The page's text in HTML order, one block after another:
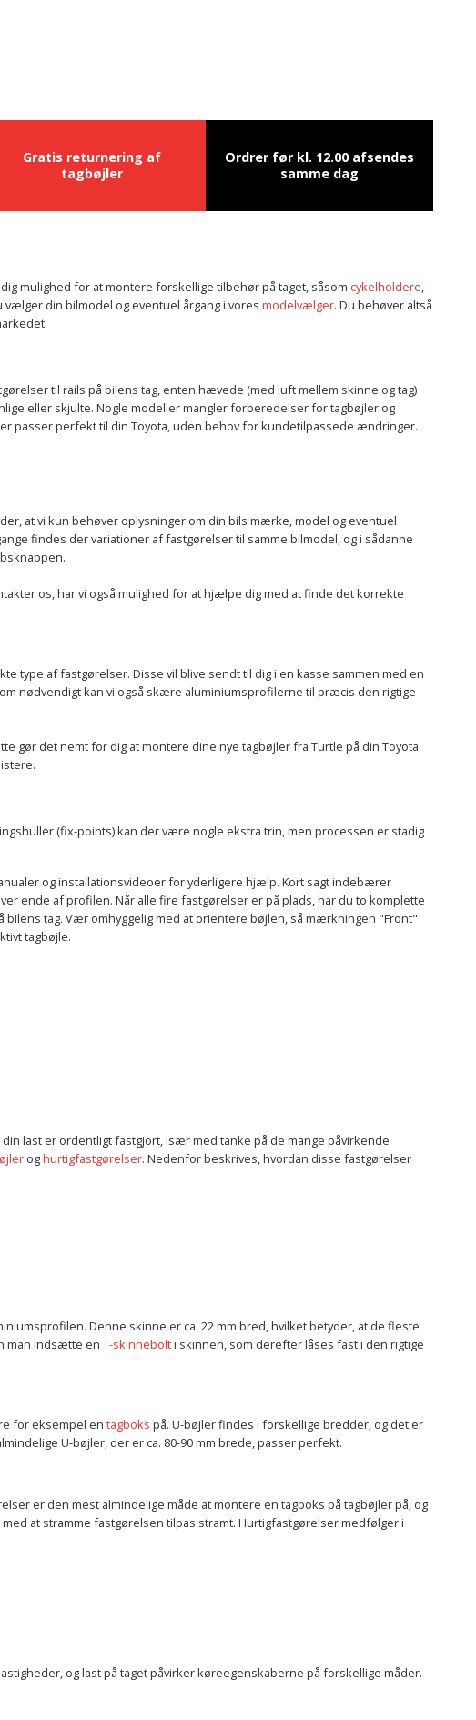
Gratis returnering af
tagbøjler
Ordrer før kl. 12.00 afsendes
samme dag
mulighed for at montere forskellige tilbehør på taget, såsom cykelholdere,
din bilmodel og eventuel årgang i vores modelvælger. Du behøver altså
til rails på bilens tag, enten hævede (med luft mellem skinne og tag)
eller skjulte. Nogle modeller mangler forberedelser for tagbøjler og
passer perfekt til din Toyota, uden behov for kundetilpassede ændringer.
at vi kun behøver oplysninger om din bils mærke, model og eventuel
findes der variationer af fastgørelser til samme bilmodel, og i sådanne
os, har vi også mulighed for at hjælpe dig med at finde det korrekte
type af fastgørelser. Disse vil blive sendt til dig i en kasse sammen med en
nødvendigt kan vi også skære aluminiumsprofilerne til præcis den rigtige
gør det nemt for dig at montere dine nye tagbøjler fra Turtle på din Toyota.
(fix-points) kan der være nogle ekstra trin, men processen er stadig
og installationsvideoer for yderligere hjælp. Kort sagt indebærer
ende af profilen. Når alle fire fastgørelser er på plads, har du to komplette
tag. Vær omhyggelig med at orientere bøjlen, så mærkningen "Front"
tagbøjle.
last er ordentligt fastgjort, især med tanke på de mange påvirkende
oghurtigfastgørelser. Nedenfor beskrives, hvordan disse fastgørelser
Denne skinne er ca. 22 mm bred, hvilket betyder, at de fleste
man indsætte en T-skinnebolti skinnen, som derefter låses fast i den rigtige
for eksempel en tagboks på. U-bøjler findes i forskellige bredder, og det er
U-bøjler, der er ca. 80-90 mm brede, passer perfekt.
er den mest almindelige måde at montere en tagboks på tagbøjler på, og
at stramme fastgørelsen tilpas stramt. Hurtigfastgørelser medfølger i
og last på taget påvirker køreegenskaberne på forskellige måder.